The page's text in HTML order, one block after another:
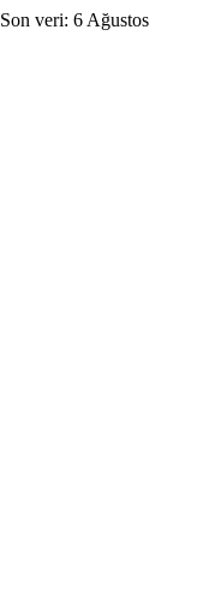
Son veri: 6 Ağustos